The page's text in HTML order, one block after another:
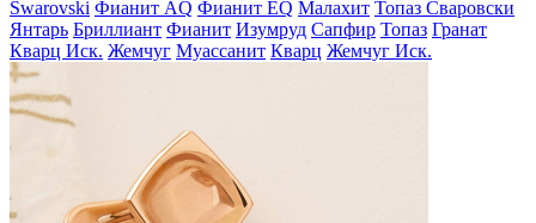
Swarovski Фианит AQ Фианит EQ Малахит Топаз Сваровски
Янтарь Бриллиант Фианит Изумруд Сапфир Топаз Гранат
Кварц Иск. Жемчуг Муассанит Кварц Жемчуг Иск.